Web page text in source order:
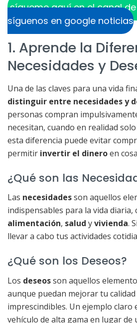
sígueme aquí en el canal
síguenos en google noticias
1. Aprende la
Necesidades y
Una de las claves para una vida
distinguir entre necesidades y
personas compran
necesitan, cuando en realidad
esta diferencia puede evitar
permitir invertir el dineroen
¿Qué son las
Las necesidadesson aquellos
indispensables para la vida diaria,
alimentación, salud yvivienda.
llevar a cabo tus actividades
¿Qué son los Deseos?
Los deseosson aquellos
aunque puedan mejorar tu
imprescindibles. Un ejemplo claro
vehículo de alta gama en lugar de